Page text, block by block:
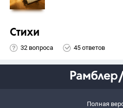
Стихи
32 вопроса 45 ответов
Полная